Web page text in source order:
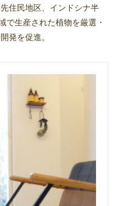
住民地区、インドシナ半
で生産された植物を厳選・
発を促進。